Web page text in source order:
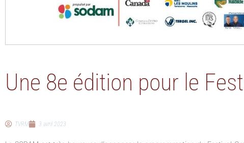
Une 8e édition pour le
TVRM 3 avril 2023